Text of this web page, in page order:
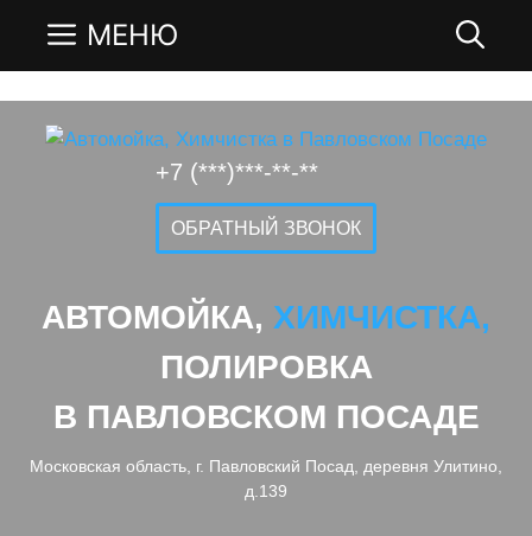
МЕНЮ
+7 (***)***-**-**
ОБРАТНЫЙ ЗВОНОК
АВТОМОЙКА, ХИМЧИСТКА,
ПОЛИРОВКА
В ПАВЛОВСКОМ ПОСАДЕ
Московская область, г. Павловский Посад, деревня Улитино,
д.139